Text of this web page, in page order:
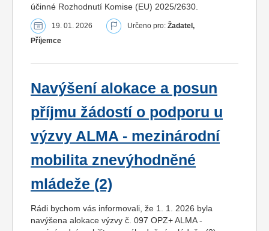
účinné Rozhodnutí Komise (EU) 2025/2630.
19. 01. 2026 Určeno pro: Žadatel,
Příjemce
Navýšení alokace a posun
příjmu žádostí o podporu u
výzvy ALMA - mezinárodní
mobilita znevýhodněné
mládeže (2)
Rádi bychom vás informovali, že 1. 1. 2026 byla
navýšena alokace výzvy č. 097 OPZ+ ALMA -